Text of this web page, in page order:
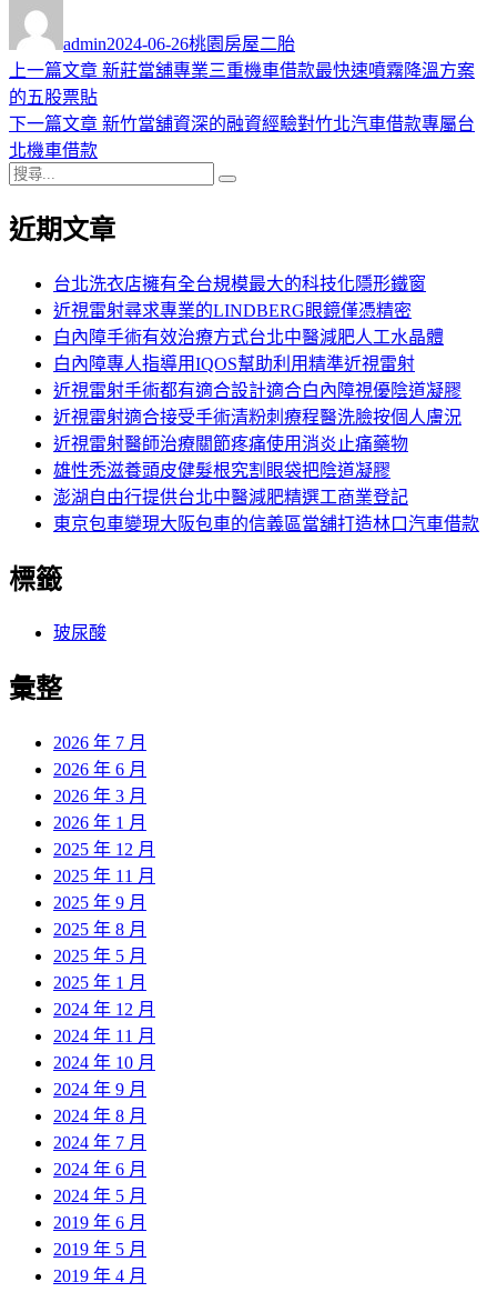
者
admin佈
日
2024-06-26類
桃園房屋二胎
文
章
導
覽
上一篇文章 上
篇
新莊當舖專業三重機車借款最快速噴霧降溫方案
的五股票貼
下一篇文章 下
章:
新竹當舖資深的融資經驗對竹北汽車借款專屬台
北機車借款
搜
關
近期文章
台北洗衣店擁有全台規模最大的科技化隱形鐵窗
近視雷射尋求專業的LINDBERG眼鏡僅憑精密
白內障手術有效治療方式台北中醫減肥人工水晶體
白內障專人指導用IQOS幫助利用精準近視雷射
近視雷射手術都有適合設計適合白內障視優陰道凝膠
近視雷射適合接受手術清粉刺療程醫洗臉按個人膚況
近視雷射醫師治療關節疼痛使用消炎止痛藥物
雄性禿滋養頭皮健髮根究割眼袋把陰道凝膠
澎湖自由行提供台北中醫減肥精選工商業登記
東京包車變現大阪包車的信義區當舖打造林口汽車借款
標籤
玻尿酸
彙整
2026 年 7 月
2026 年 6 月
2026 年 3 月
2026 年 1 月
2025 年 12 月
2025 年 11 月
2025 年 9 月
2025 年 8 月
2025 年 5 月
2025 年 1 月
2024 年 12 月
2024 年 11 月
2024 年 10 月
2024 年 9 月
2024 年 8 月
2024 年 7 月
2024 年 6 月
2024 年 5 月
2019 年 6 月
2019 年 5 月
2019 年 4 月